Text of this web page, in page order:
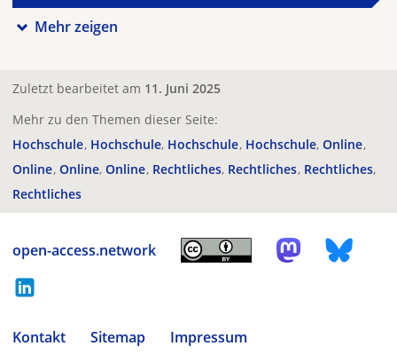
Mehr zeigen
Zuletzt bearbeitet am 11. Juni 2025
Mehr zu den Themen dieser Seite:
Hochschule Hochschule Hochschule Hochschule Online
Online Online Online Rechtliches Rechtliches Rechtliches
Rechtliches
open-access.network
Kontakt Sitemap
Impressum